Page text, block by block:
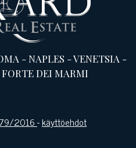
-NAPLES -VENETSIA -
FORTE DEI MARMI
2016-käyttöehdot